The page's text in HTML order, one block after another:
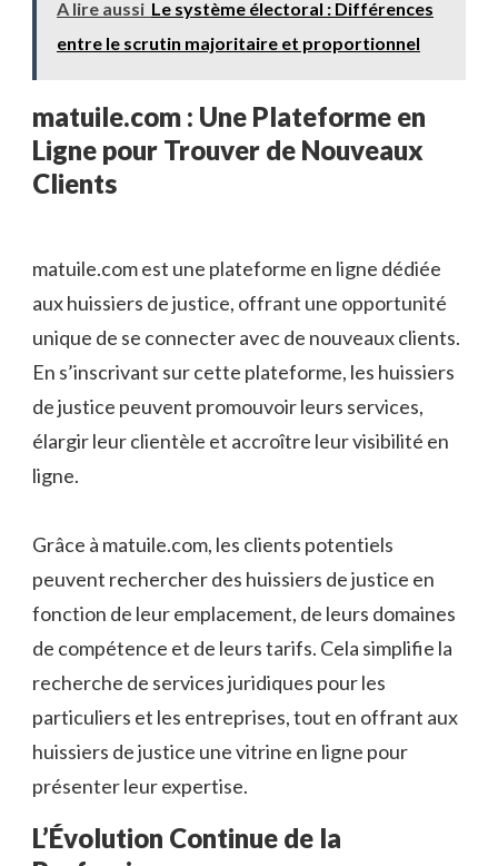
A lire aussi Le système électoral : Différences
entre le scrutin majoritaire et proportionnel
matuile.com : Une Plateforme en
Ligne pour Trouver de Nouveaux
Clients
matuile.com est une plateforme en ligne dédiée
aux huissiers de justice, offrant une opportunité
unique de se connecter avec de nouveaux clients.
En s’inscrivant sur cette plateforme, les huissiers
de justice peuvent promouvoir leurs services,
élargir leur clientèle et accroître leur visibilité en
ligne.
Grâce à matuile.com, les clients potentiels
peuvent rechercher des huissiers de justice en
fonction de leur emplacement, de leurs domaines
de compétence et de leurs tarifs. Cela simplifie la
recherche de services juridiques pour les
particuliers et les entreprises, tout en offrant aux
huissiers de justice une vitrine en ligne pour
présenter leur expertise.
L’Évolution Continue de la